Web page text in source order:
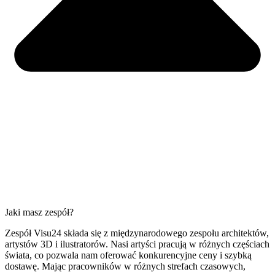
Jaki masz zespół?
Zespół Visu24 składa się z międzynarodowego zespołu architektów,
artystów 3D i ilustratorów. Nasi artyści pracują w różnych częściach
świata, co pozwala nam oferować konkurencyjne ceny i szybką
dostawę. Mając pracowników w różnych strefach czasowych,